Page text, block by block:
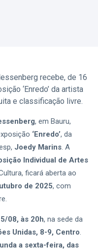
recebe, de 16
‘Enredo’ da artista
e classificação livre.
, em Bauru,
‘Enredo’, da
Joedy Marins. A
Individual de Artes
ficará aberta ao
de 2025, com
08, às 20h, na sede da
Unidas, 8-9, Centro.
a sexta-feira, das